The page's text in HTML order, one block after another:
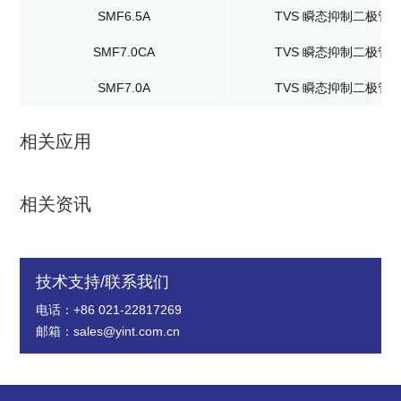
SMF6.5A TVS 瞬态抑制二极管
SMF7.0CA TVS 瞬态抑制二极管
SMF7.0A TVS 瞬态抑制二极管
相关应用
相关资讯
技术支持/联系我们
电话：+86 021-22817269
邮箱：sales@yint.com.cn